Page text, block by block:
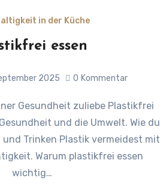
in der Küche
essen
2025 0 Kommentar
und die Umwelt. Wie du
und Trinken Plastik vermeidest mit
Warum plastikfrei essen
wichtig…